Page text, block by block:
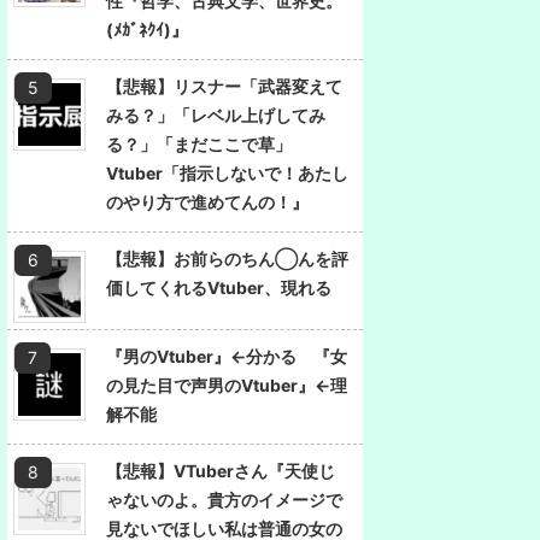
(ﾒｶﾞﾈｸｲ)』
【悲報】リスナー「武器変えて
みる？」「レベル上げしてみ
る？」「まだここで草」
Vtuber「指示しないで！あたし
のやり方で進めてんの！』
【悲報】お前らのちん◯んを評
価してくれるVtuber、現れる
『男のVtuber』←分かる 『女
の見た目で声男のVtuber』←理
解不能
【悲報】VTuberさん『天使じ
ゃないのよ。貴方のイメージで
見ないでほしい私は普通の女の